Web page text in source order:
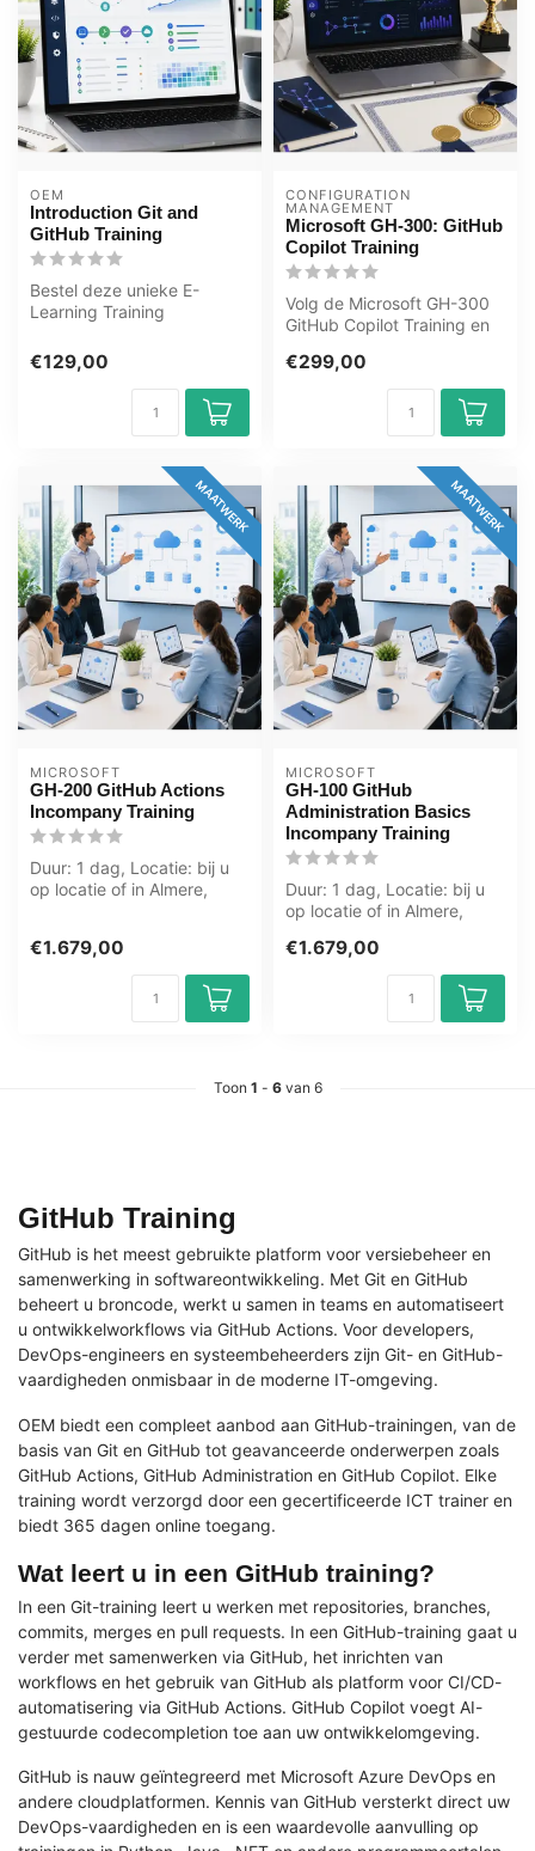
OEM
Introduction Git and
GitHub Training
Bestel deze unieke E-
Learning Training
online, 1 jaa...
€129,00
CONFIGURATION
MANAGEMENT
Microsoft GH-300: GitHub
Copilot Training
Volg de Microsoft GH-300
GitHub Copilot Training en
€299,00
MAATWERK
MICROSOFT
GH-200 GitHub Actions
Incompany Training
Duur: 1 dag, Locatie: bij u
op locatie of in Almere,
€1.679,00
MAATWERK
MICROSOFT
GH-100 GitHub
Administration Basics
Incompany Training
Duur: 1 dag, Locatie: bij u
op locatie of in Almere,
Utrecht,...
€1.679,00
Toon 1 - 6van 6
GitHub Training
GitHub is het meest gebruikte platform voor versiebeheer en
samenwerking in softwareontwikkeling. Met Git en GitHub
beheert u broncode, werkt u samen in teams en automatiseert
u ontwikkelworkflows via GitHub Actions. Voor developers,
DevOps-engineers en systeembeheerders zijn Git- en GitHub-
vaardigheden onmisbaar in de moderne IT-omgeving.
OEM biedt een compleet aanbod aan GitHub-trainingen, van de
basis van Git en GitHub tot geavanceerde onderwerpen zoals
GitHub Actions, GitHub Administration en GitHub Copilot. Elke
training wordt verzorgd door een gecertificeerde ICT trainer en
biedt 365 dagen online toegang.
Wat leert u in een GitHub training?
In een Git-training leert u werken met repositories, branches,
commits, merges en pull requests. In een GitHub-training gaat u
verder met samenwerken via GitHub, het inrichten van
workflows en het gebruik van GitHub als platform voor CI/CD-
automatisering via GitHub Actions. GitHub Copilot voegt AI-
gestuurde codecompletion toe aan uw ontwikkelomgeving.
GitHub is nauw geïntegreerd met Microsoft Azure DevOps en
andere cloudplatformen. Kennis van GitHub versterkt direct uw
DevOps-vaardigheden en is een waardevolle aanvulling op